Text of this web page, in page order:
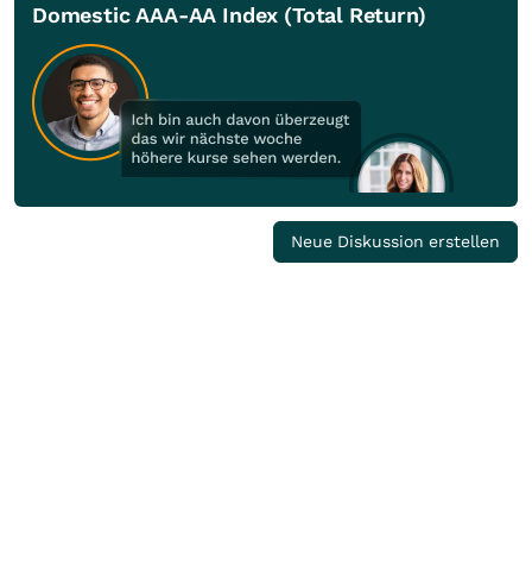
Domestic AAA-AA Index (Total Return)
Neue Diskussion erstellen